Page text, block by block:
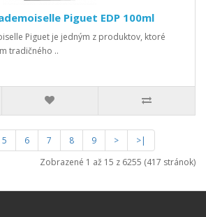
Piguet EDP 100ml
Piguet je jedným z produktov, ktoré
tradičného ..
5 6 7 8 9 >
>|
Zobrazené 1 až 15 z 6255 (417 stránok)